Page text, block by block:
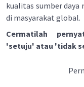
kualitas sumber daya
di masyarakat global.
Cermatilah
'setuju' atau 'tidak